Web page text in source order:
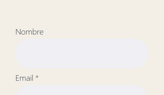
Nombre
Email